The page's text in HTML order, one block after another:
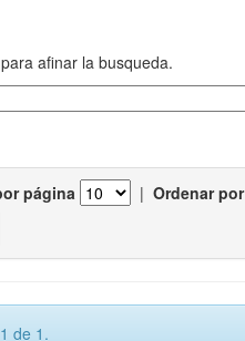
afinar la busqueda.
página | Ordenar por
de 1.